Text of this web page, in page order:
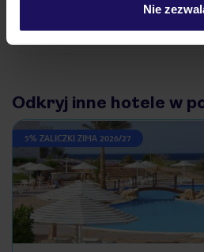
Nie
Odkryj inne hotele w
5% ZALICZKI ZIMA 2026/27